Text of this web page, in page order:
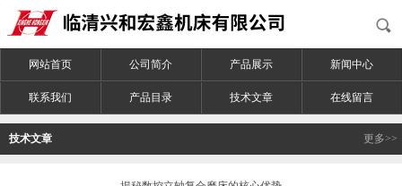
网站首页 公司简介 产品展示 新闻中心
联系我们 产品目录 技术文章 在线留言
技术文章 更多>>